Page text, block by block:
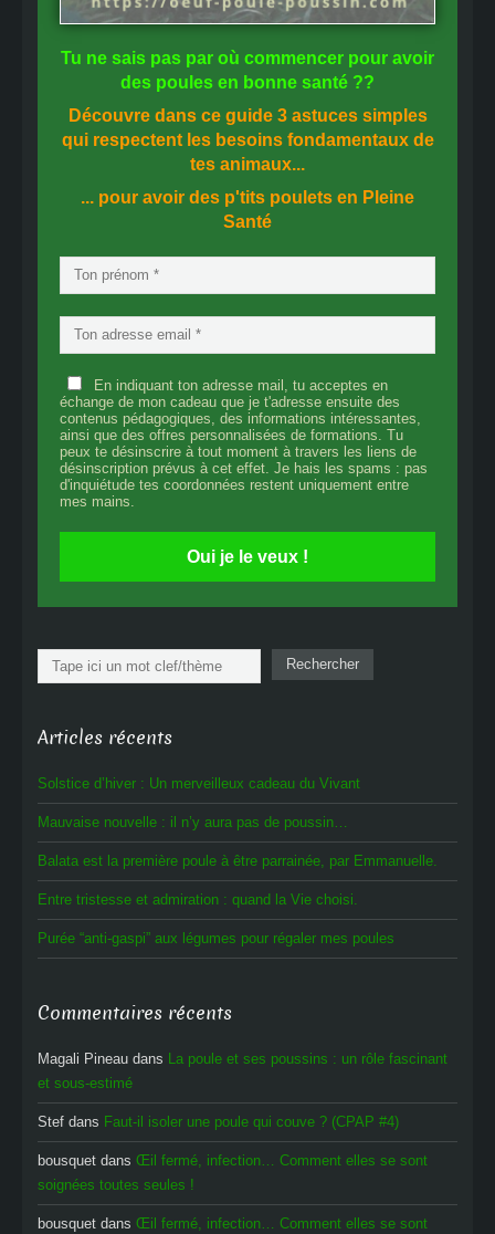
Tu ne sais pas par où commencer pour avoir
des poules en bonne santé ??
Découvre dans ce guide 3 astuces simples
qui respectent les besoins fondamentaux de
tes animaux...
... pour avoir des p'tits poulets en Pleine
Santé
En indiquant ton adresse mail, tu acceptes en
échange de mon cadeau que je t'adresse ensuite des
contenus pédagogiques, des informations intéressantes,
ainsi que des offres personnalisées de formations. Tu
peux te désinscrire à tout moment à travers les liens de
désinscription prévus à cet effet. Je hais les spams : pas
d'inquiétude tes coordonnées restent uniquement entre
mes mains.
Oui je le veux !
Rechercher Rechercher
Articles récents
Solstice d’hiver : Un merveilleux cadeau du Vivant
Mauvaise nouvelle : il n’y aura pas de poussin…
Balata est la première poule à être parrainée, par Emmanuelle.
Entre tristesse et admiration : quand la Vie choisi.
Purée “anti-gaspi” aux légumes pour régaler mes poules
Commentaires récents
Magali Pineau dans La poule et ses poussins : un rôle fascinant
et sous-estimé
Stef dans Faut-il isoler une poule qui couve ? (CPAP #4)
bousquet dans Œil fermé, infection… Comment elles se sont
soignées toutes seules !
bousquet dans Œil fermé, infection… Comment elles se sont